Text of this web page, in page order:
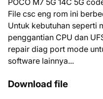
File csc eng rom ini
Untuk kebutuhan seperti
penggantian CPU dan
repair diag port mode
software lainnya...
Download file